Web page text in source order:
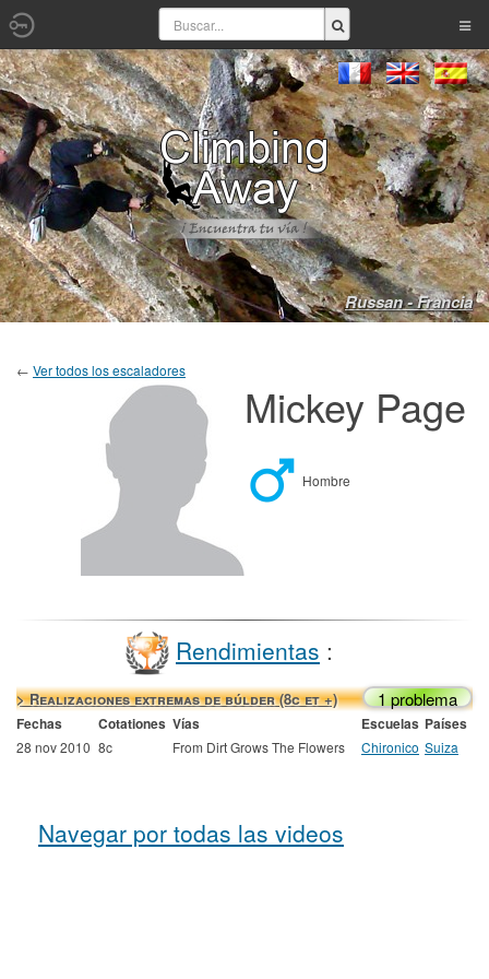
Russan - Francia
← Ver todos los escaladores
Mickey Page
Hombre
Rendimientas :
> Realizaciones extremas de búlder (8c et +) 1 problema
Fechas Cotationes Vías Escuelas Países
28 nov 2010 8c From Dirt Grows The Flowers Chironico Suiza
Navegar por todas las videos